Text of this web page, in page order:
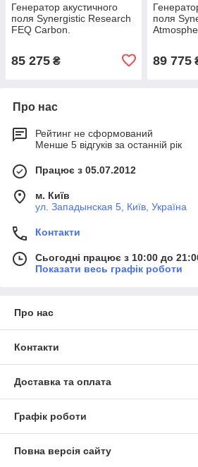
Генератор акустичного
поля Synergistic Research
FEQ Carbon.
85 275 ₴
поля
89 775
Про нас
Рейтинг не сформований
Менше 5 відгуків за останній рік
Працює з 05.07.2012
м. Київ
ул. Западынская 5, Київ, Україна
Контакти
Сьогодні працює з 10:00 до
Показати весь графік роботи
Про нас
Контакти
Доставка та оплата
Графік роботи
Повна версія сайту